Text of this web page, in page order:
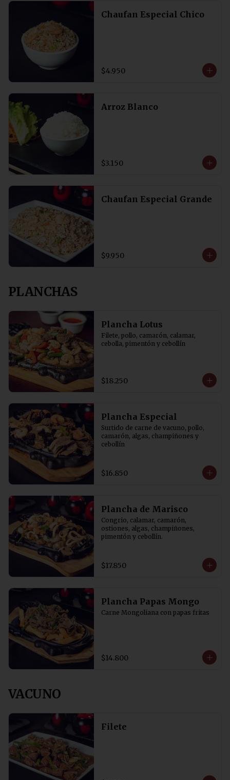
Chaufan Especial Chico
$4.950
Arroz Blanco
$3.150
Chaufan Especial Grande
$9.950
PLANCHAS
Plancha Lotus
Filete, pollo, camarón, calamar,
cebolla, pimentón y cebollín
$18.250
Plancha Especial
Surtido de carne de vacuno, pollo,
camarón, algas, champiñones y
cebollín
$16.850
Plancha de Marisco
Congrio, calamar, camarón,
ostiones, algas, champiñones,
pimentón y cebollín.
$17.850
Plancha Papas Mongo
Carne Mongoliana con papas fritas
$14.800
VACUNO
Filete